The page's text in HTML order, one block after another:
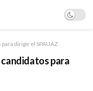
dirigir el SPAUAZ
para